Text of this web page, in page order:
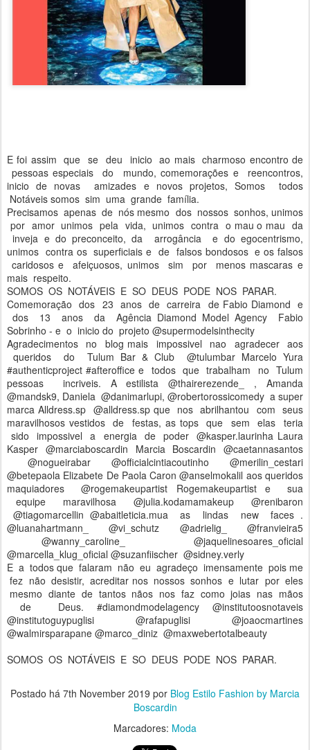
E foi assim que se deu inicio ao mais charmoso encontro de
pessoas especiais do mundo, comemorações e reencontros,
inicio de novas amizades e novos projetos, Somos todos
Notáveis somos sim uma grande família.
Precisamos apenas de nós mesmo dos nossos sonhos, unimos
por amor unimos pela vida, unimos contra o mau o mau da
inveja e do preconceito, da arrogância e do egocentrismo,
unimos contra os superficiais e de falsos bondosos e os falsos
caridosos e afeiçuosos, unimos sim por menos mascaras e
mais respeito.
SOMOS OS NOTÁVEIS E SO DEUS PODE NOS PARAR.
Comemoração dos 23 anos de carreira de Fabio Diamond e
dos 13 anos da Agência Diamond Model Agency Fabio
Sobrinho - e o inicio do projeto @supermodelsinthecity
Agradecimentos no blog mais impossivel nao agradecer aos
queridos do Tulum Bar & Club @tulumbar Marcelo Yura
#authenticproject #afteroffice e todos que trabalham no Tulum
pessoas incriveis. A estilista @thairerezende_ , Amanda
@mandsk9, Daniela @danimarlupi, @robertorossicomedy a super
marca Alldress.sp @alldress.sp que nos abrilhantou com seus
maravilhosos vestidos de festas, as tops que sem elas teria
sido impossivel a energia de poder @kasper.laurinha Laura
Kasper @marciaboscardin Marcia Boscardin @caetannasantos
@nogueirabar @officialcintiacoutinho @merilin_cestari
@betepaola Elizabete De Paola Caron @anselmokalil aos queridos
maquiadores @rogemakeupartist Rogemakeupartist e sua
equipe maravilhosa @julia.kodamamakeup @renibaron
@tiagomarcellin @abaitleticia.mua as lindas new faces .
@luanahartmann_ @vi_schutz @adrielig_ @franvieira5
@wanny_caroline_ @jaquelinesoares_oficial
@marcella_klug_oficial @suzanfiischer @sidney.verly
E a todos que falaram não eu agradeço imensamente pois me
fez não desistir, acreditar nos nossos sonhos e lutar por eles
mesmo diante de tantos nãos nos faz como joias nas mãos
de Deus. #diamondmodelagency @institutoosnotaveis
@institutoguypuglisi @rafapuglisi @joaocmartines
@walmirsparapane @marco_diniz @maxwebertotalbeauty
SOMOS OS NOTÁVEIS E SO DEUS PODE NOS PARAR.
Postado há 7th November 2019 por Blog Estilo Fashion by Marcia
Boscardin
Marcadores: Moda